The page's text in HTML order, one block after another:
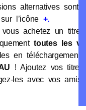
alternatives sont
l’icône +.
vous achetez un titre,
toutes les
en téléchargement !
! Ajoutez vos
les avec vos